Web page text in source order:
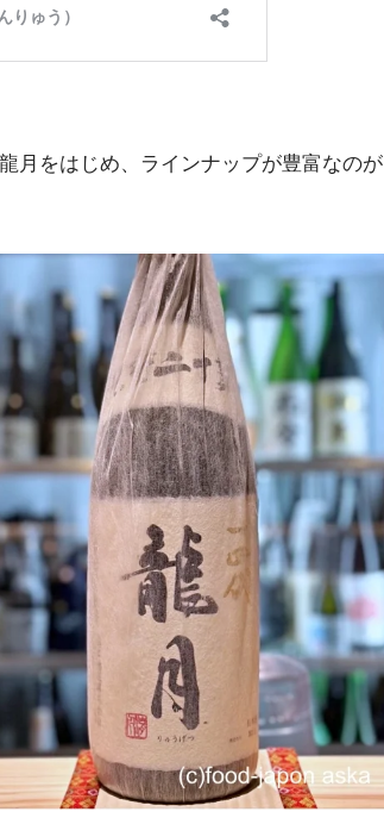
月をはじめ、ラインナップが豊富なのが